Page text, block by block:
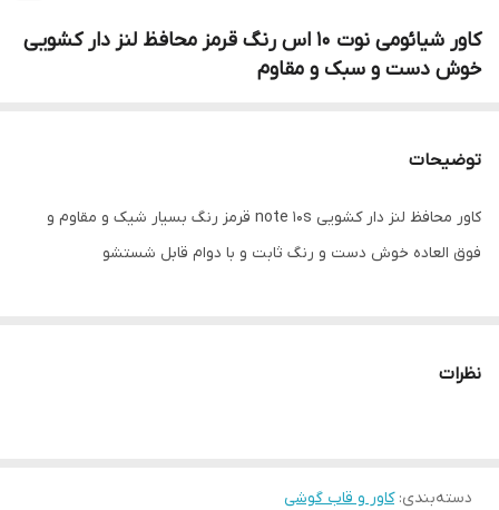
کاور شیائومی نوت ۱۰ اس رنگ قرمز محافظ لنز دار کشویی
خوش دست و سبک و مقاوم
توضیحات
کاور محافظ لنز دار کشویی note 10s قرمز رنگ بسیار شیک و مقاوم و
فوق العاده خوش دست و رنگ ثابت و با دوام قابل شستشو
نظرات
دسته‌بندی:کاور و قاب گوشی